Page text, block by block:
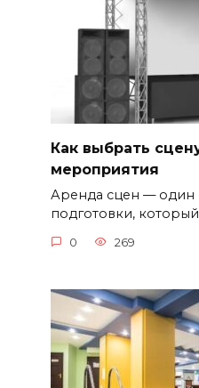
Как выбрать
мероприятия
Аренда сцен — один
подготовки, который
0 269